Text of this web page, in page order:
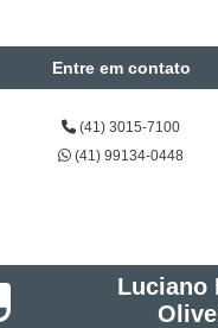
Entre em contato
(41) 3015-7100
(41) 99134-0448
Luciano
Oliveira